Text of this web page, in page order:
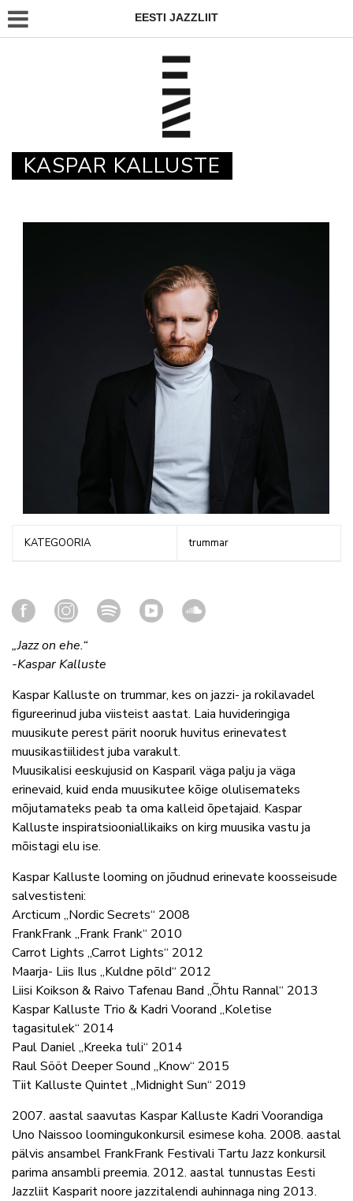
EESTI JAZZLIIT
KASPAR KALLUSTE
KATEGOORIA trummar
„Jazz on ehe.“
-Kaspar Kalluste
Kaspar Kalluste on trummar, kes on jazzi- ja rokilavadel
figureerinud juba viisteist aastat. Laia huvideringiga
muusikute perest pärit nooruk huvitus erinevatest
muusikastiilidest juba varakult.
Muusikalisi eeskujusid on Kasparil väga palju ja väga
erinevaid, kuid enda muusikutee kõige olulisemateks
mõjutamateks peab ta oma kalleid õpetajaid. Kaspar
Kalluste inspiratsiooniallikaiks on kirg muusika vastu ja
mõistagi elu ise.
Kaspar Kalluste looming on jõudnud erinevate koosseisude
salvestisteni:
Arcticum „Nordic Secrets“ 2008
FrankFrank „Frank Frank“ 2010
Carrot Lights „Carrot Lights“ 2012
Maarja- Liis Ilus „Kuldne põld“ 2012
Liisi Koikson & Raivo Tafenau Band „Õhtu Rannal“ 2013
Kaspar Kalluste Trio & Kadri Voorand „Koletise
tagasitulek“ 2014
Paul Daniel „Kreeka tuli“ 2014
Raul Sööt Deeper Sound „Know“ 2015
Tiit Kalluste Quintet „Midnight Sun“ 2019
2007. aastal saavutas Kaspar Kalluste Kadri Voorandiga
Uno Naissoo loomingukonkursil esimese koha. 2008. aastal
pälvis ansambel FrankFrank Festivali Tartu Jazz konkursil
parima ansambli preemia. 2012. aastal tunnustas Eesti
Jazzliit Kasparit noore jazzitalendi auhinnaga ning 2013.